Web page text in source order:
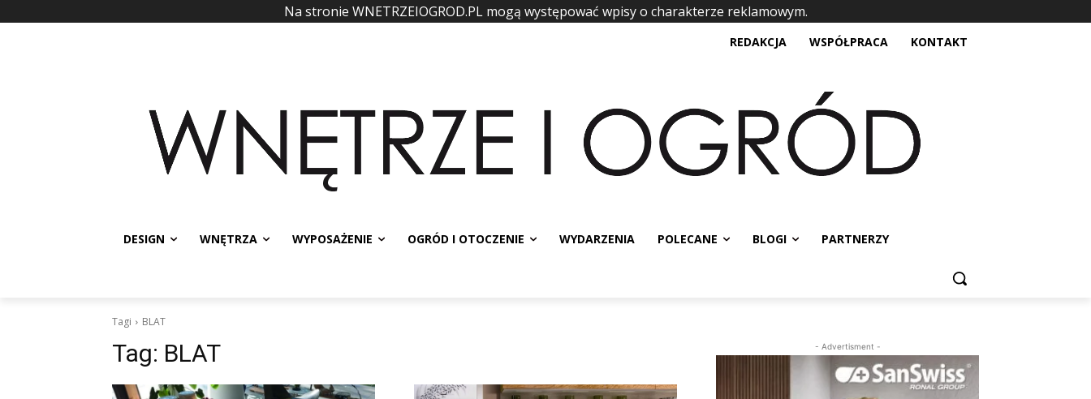
Na stronie WNETRZEIOGROD.PL mogą występować wpisy o charakterze reklamowym.
REDAKCJA WSPÓŁPRACA KONTAKT
DESIGN WNĘTRZA WYPOSAŻENIE OGRÓD I OTOCZENIE WYDARZENIA POLECANE BLOGI PARTNERZY
Tagi BLAT
Tag: BLAT - Advertisment -